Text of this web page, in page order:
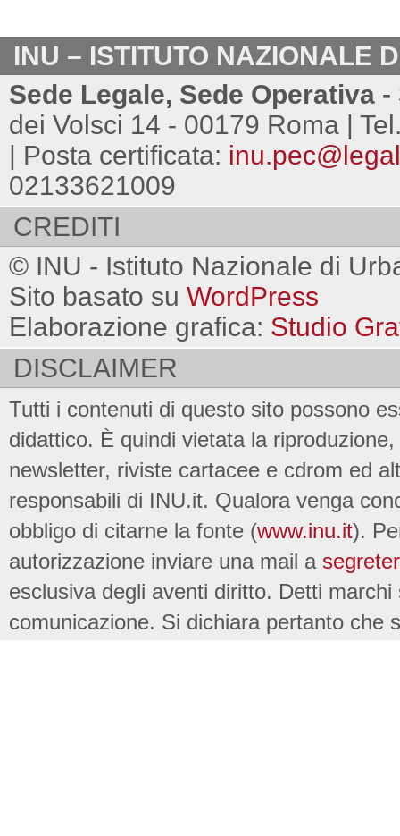
INU – ISTITUTO NAZIONALE
Sede Legale, Sede Operativa
dei Volsci 14 - 00179 Roma |
| Posta certificata:
02133621009
CREDITI
© INU - Istituto Nazionale di
Sito basato su WordPress
Elaborazione grafica: Studio
DISCLAIMER
Tutti i contenuti di questo sito possono
didattico. È quindi vietata la
newsletter, riviste cartacee e cdrom ed
responsabili di INU.it. Qualora venga
obbligo di citarne la fonte (www.inu.it).
autorizzazione inviare una mail a
esclusiva degli aventi diritto. Detti
comunicazione. Si dichiara pertanto che